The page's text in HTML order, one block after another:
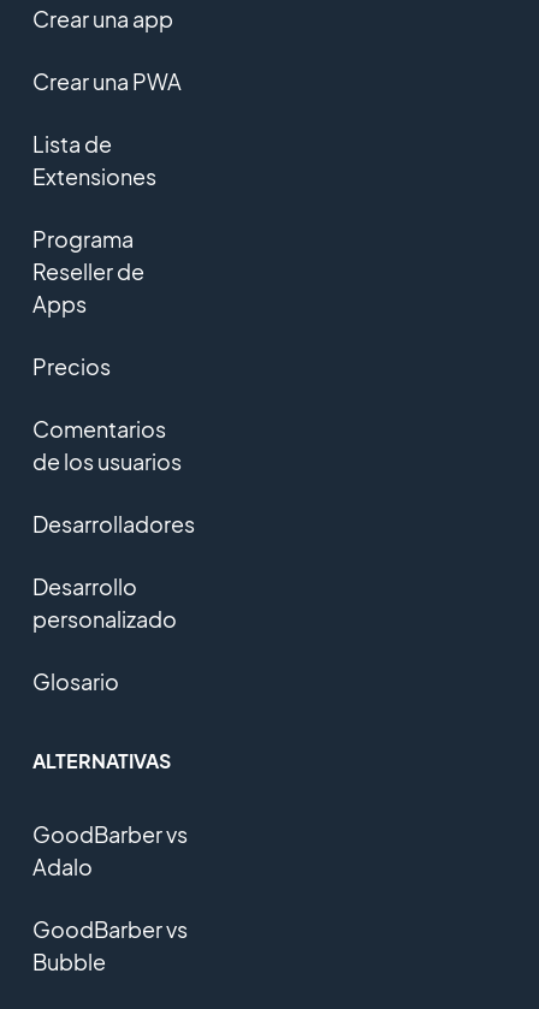
Crear una app
Crear una PWA
Lista de
Extensiones
Programa
Reseller de
Apps
Precios
Comentarios
de los usuarios
Desarrolladores
Desarrollo
personalizado
Glosario
ALTERNATIVAS
GoodBarber vs
Adalo
GoodBarber vs
Bubble